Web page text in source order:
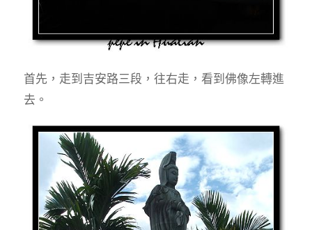
首先，走到吉安路三段，往右走，看到佛像左轉進
去。